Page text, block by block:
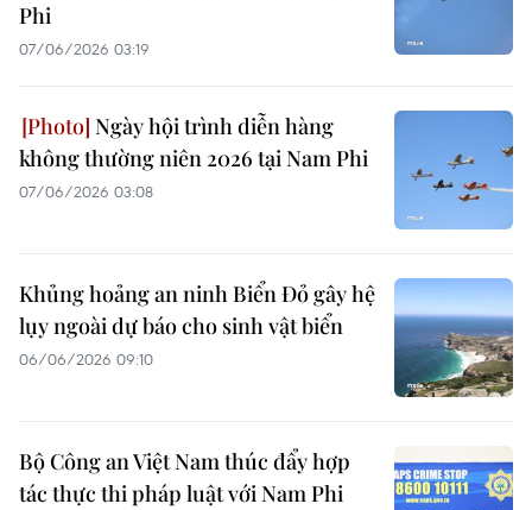
Phi
07/06/2026 03:19
Ngày hội trình diễn hàng
không thường niên 2026 tại Nam Phi
07/06/2026 03:08
Khủng hoảng an ninh Biển Đỏ gây hệ
lụy ngoài dự báo cho sinh vật biển
06/06/2026 09:10
Bộ Công an Việt Nam thúc đẩy hợp
tác thực thi pháp luật với Nam Phi